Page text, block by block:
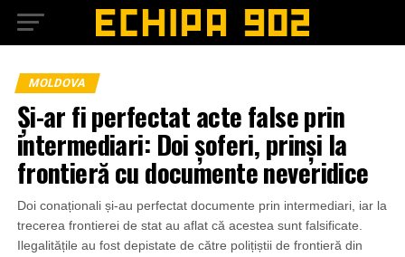
MOLDOVA
Și-ar fi perfectat acte false prin
intermediari: Doi șoferi, prinși la
frontieră cu documente neveridice
Doi conaționali și-au perfectat documente prin intermediari, iar la
trecerea frontierei de stat au aflat că acestea sunt falsificate.
Ilegalitățile au fost depistate de către polițiștii de frontieră din